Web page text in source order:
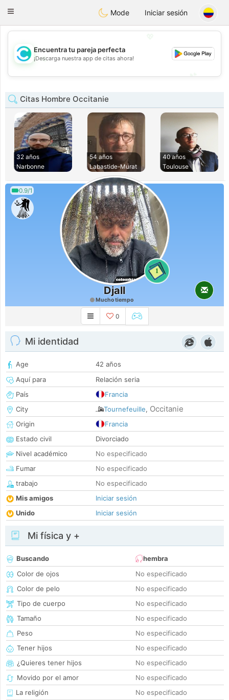
olombiaCitas
Toggle
Mode Iniciar sesión
💖
💕
Encuentra tu pareja perfecta
¡Descarga nuestra app de citas ahora!
Citas Hombre Occitanie
32 años
Narbonne
54 años
Labastide-Murat
40 años
Toulouse
0.9/1
1
Djall
Mucho tiempo
0
Mi identidad
Age
42 años
Aquí para
Relación seria
País
Francia
City
Tournefeuille, Occitanie
Origin
Francia
Estado civil
Divorciado
Nivel académico
No especificado
Fumar
No especificado
trabajo
No especificado
Mis amigos
Iniciar sesión
Unido
Iniciar sesión
Mi física y +
Buscando
hembra
Color de ojos
No especificado
Color de pelo
No especificado
Tipo de cuerpo
No especificado
Tamaño
No especificado
Peso
No especificado
Tener hijos
No especificado
¿Quieres tener hijos
No especificado
Movido por el amor
No especificado
La religión
No especificado